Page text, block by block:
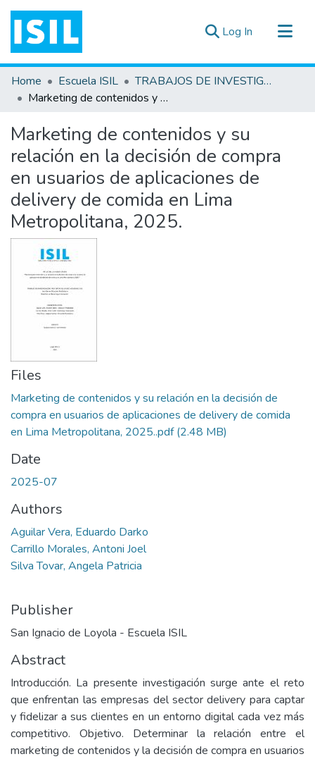
Log In (current)
All of DSpace
Statistics
Documentos ▾
Home Escuela ISIL
TRABAJOS DE INVESTIGACIÓN
Marketing de contenidos y su relación en la decisión de compra en usuarios de aplicaciones de delivery de comida en Lima Metropolitana, 2025.
Marketing de contenidos y su
relación en la decisión de compra
en usuarios de aplicaciones de
delivery de comida en Lima
Metropolitana, 2025.
Files
Marketing de contenidos y su relación en la decisión de
compra en usuarios de aplicaciones de delivery de comida
en Lima Metropolitana, 2025..pdf(2.48 MB)
Date
2025-07
Authors
Aguilar Vera, Eduardo Darko
Carrillo Morales, Antoni Joel
Silva Tovar, Angela Patricia
Publisher
San Ignacio de Loyola - Escuela ISIL
Abstract
Introducción. La presente investigación surge ante el reto
que enfrentan las empresas del sector delivery para captar
y fidelizar a sus clientes en un entorno digital cada vez más
competitivo. Objetivo. Determinar la relación entre el
marketing de contenidos y la decisión de compra en usuarios